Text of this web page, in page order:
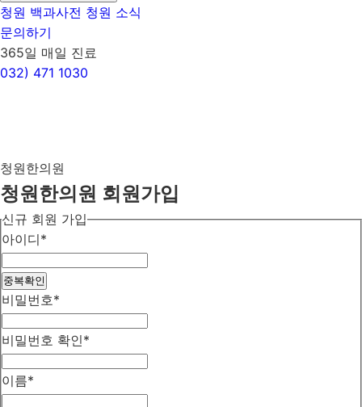
청원 백과사전 청원 소식
문의하기
365일 매일 진료
032) 471 1030
청원한의원
청원한의원 회원가입
신규 회원 가입
아이디*
중복확인
비밀번호*
비밀번호 확인*
이름*